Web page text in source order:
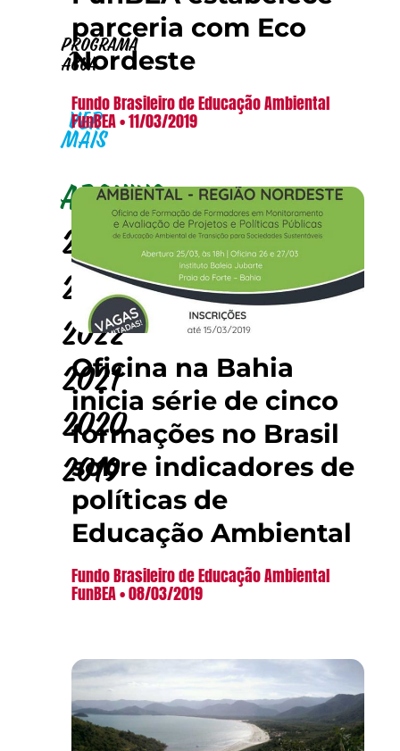
Programa
Água
VER
MAIS
Arquivo
2024
2023
2022
2021
2020
2019
parceria com Eco
Nordeste
Fundo Brasileiro de Educação Ambiental
FunBEA 11/03/2019
Oficina na Bahia
inicia série de cinco
formações no Brasil
sobre indicadores de
políticas de
Educação Ambiental
Fundo Brasileiro de Educação Ambiental
FunBEA 08/03/2019